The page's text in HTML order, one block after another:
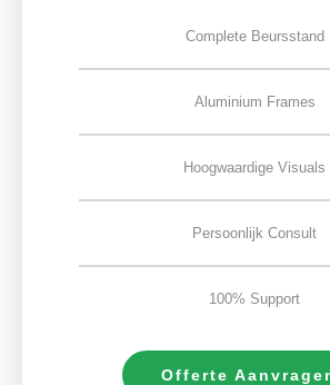
Complete Beursstand
Aluminium Frames
Hoogwaardige Visuals
Persoonlijk Consult
100% Support
Offerte